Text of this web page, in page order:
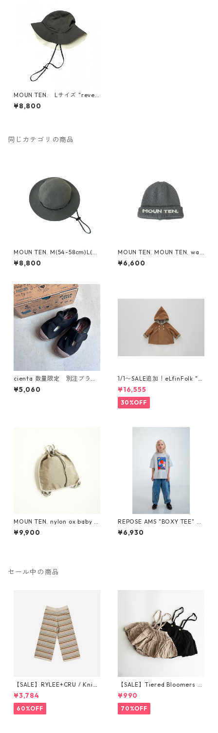
MOUN TEN. Lサイズ "rever
sible adventure hat" 大人サ
イズ
¥8,800
同じカテゴリの商品
MOUN TEN. M(54-58cm)L(~6
0cm) reversible adventure
hat (re-nylon) [MA78-1957
¥8,800
MOUN TEN. MOUN TEN. wat
ch cap [MA74-1958a]
¥6,600
cienta 数量限定 別注ブラウ
ンソール Tストラップ シュー
ズ Negro
¥5,060
1/1〜SALE追加！eLfinFolk "el
f coat" (milky brown) 110 12
0 130
¥16,555
30%OFF
MOUN TEN. nylon ox baby k
napsack [MA71-0215a]
¥9,900
REPOSE AMS "BOXY TEE" SS
26-86
¥6,930
セール中の商品
【SALE】RYLEE+CRU / Knit
Wide Leg Pant || Honeycom
b Strip 6-7/8-9/10-12y
¥3,784
60%OFF
【SALE】Tiered Bloomers 7
0-80cm (グレージュ／ブラッ
ク) ※1点までメール便可
¥990
70%OFF